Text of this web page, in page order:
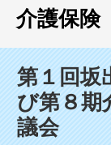
介護保険
第１回坂
び第８期
議会